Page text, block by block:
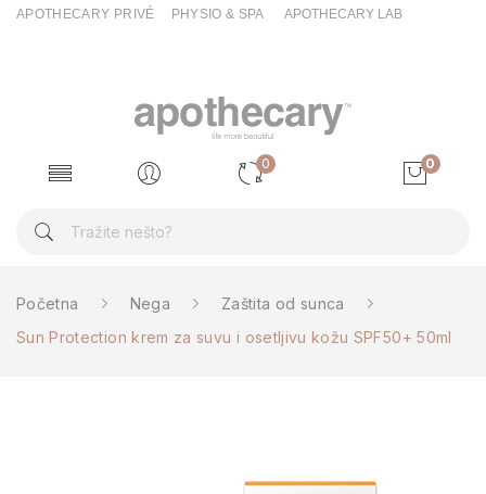
APOTHECARY PRIVÉ PHYSIO & SPA APOTHECARY LAB
0 0
Početna Nega
Zaštita od sunca
Sun Protection krem za suvu i osetljivu kožu SPF50+ 50ml